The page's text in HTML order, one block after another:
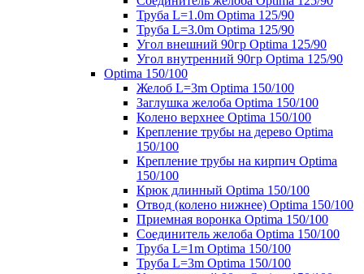
Труба L=1.0m Optima 125/90
Труба L=3.0m Optima 125/90
Угол внешний 90гр Optima 125/90
Угол внутренний 90гр Optima 125/90
Optima 150/100
Желоб L=3m Optima 150/100
Заглушка желоба Optima 150/100
Колено верхнее Optima 150/100
Крепление трубы на дерево Optima
150/100
Крепление трубы на кирпич Optima
150/100
Крюк длинный Optima 150/100
Отвод (колено нижнее) Optima 150/100
Приемная воронка Optima 150/100
Соединитель желоба Optima 150/100
Труба L=1m Optima 150/100
Труба L=3m Optima 150/100